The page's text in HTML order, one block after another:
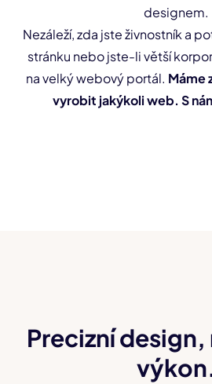
designem.
Nezáleží, zda jste živnostník a
stránku nebo jste-li větší
na velký webový portál. Máme
vyrobit jakýkoli web. S
Precizní